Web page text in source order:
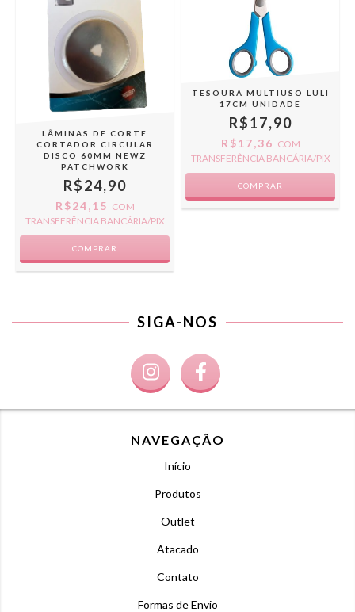
LÂMINAS DE CORTE
CORTADOR CIRCULAR
DISCO 60MM NEWZ
PATCHWORK
R$24,90
R$24,15 COM
TRANSFERÊNCIA BANCÁRIA/PIX
TESOURA MULTIUSO LULI
17CM UNIDADE
R$17,90
R$17,36 COM
TRANSFERÊNCIA BANCÁRIA/PIX
SIGA-NOS
NAVEGAÇÃO
Início
Produtos
Outlet
Atacado
Contato
Formas de Envio